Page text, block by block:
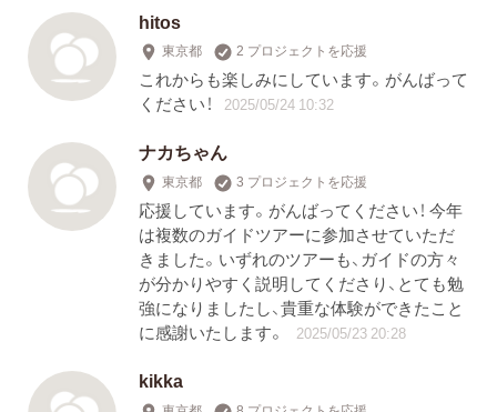
hitos
東京都 2 プロジェクトを応援
これからも楽しみにしています。がんばって
ください！
2025/05/24 10:32
ナカちゃん
東京都 3 プロジェクトを応援
応援しています。がんばってください！ 今年
は複数のガイドツアーに参加させていただ
きました。いずれのツアーも、ガイドの方々
が分かりやすく説明してくださり、とても勉
強になりましたし、貴重な体験ができたこと
に感謝いたします。
2025/05/23 20:28
kikka